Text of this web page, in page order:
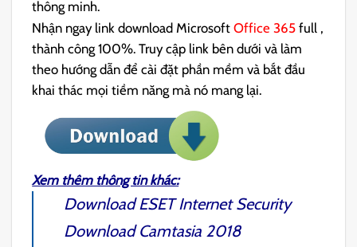
thông minh.
Nhận ngay link download MicrosoftOffice 365 full ,
thành công 100%. Truy cập link bên dưới và làm
theo hướng dẫn để cài đặt phần mềm và bắt đầu
khai thác mọi tiềm năng mà nó mang lại.
Xem thêm thông tin khác:
DownloadESET Internet Security
DownloadCamtasia 2018